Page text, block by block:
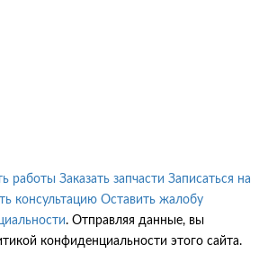
работы Заказать запчасти Записаться на
консультацию Оставить жалобу
. Отправляя данные, вы
конфиденциальности этого сайта.